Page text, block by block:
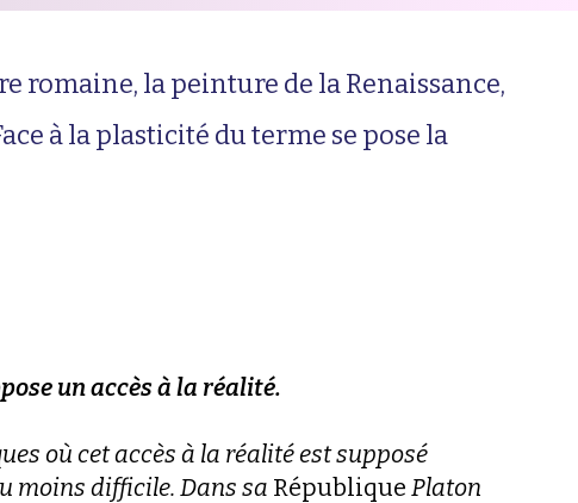
romaine, la peinture de la Renaissance,
à la plasticité du terme se pose la
un accès à la réalité.
où cet accès à la réalité est supposé
moins difficile. Dans sa République Platon